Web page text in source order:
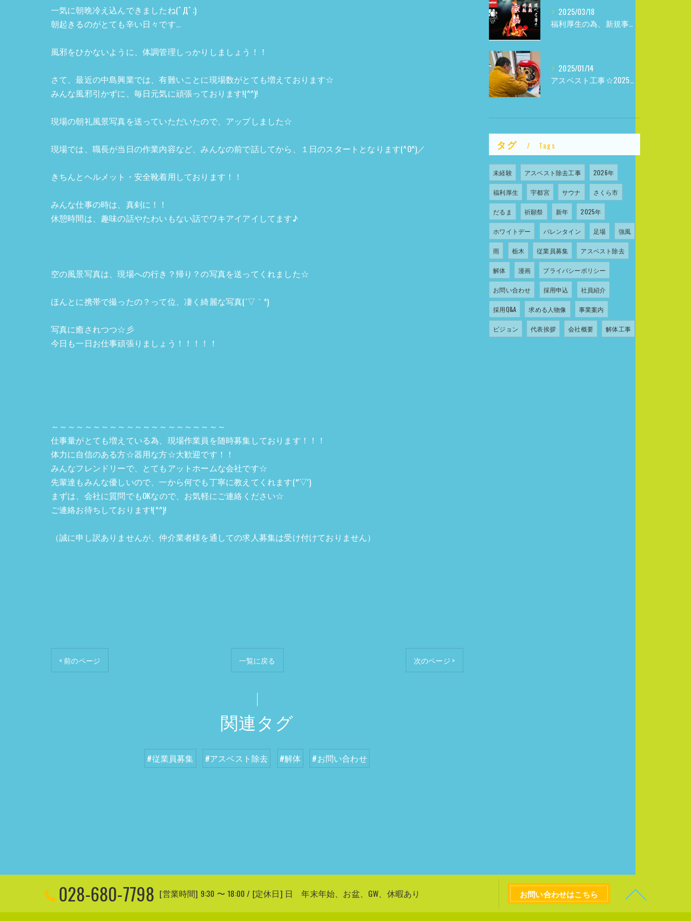
一気に朝晩冷え込んできましたね(ﾟДﾟ;)
朝起きるのがとても辛い日々です...
風邪をひかないように、体調管理しっかりしましょう！！
さて、最近の中島興業では、有難いことに現場数がとても増えております☆
みんな風邪引かずに、毎日元気に頑張っております!(^^)!
現場の朝礼風景写真を送っていただいたので、アップしました☆
現場では、職長が当日の作業内容など、みんなの前で話してから、１日のスタートとなります(^O^)／
きちんとヘルメット・安全靴着用しております！！
みんな仕事の時は、真剣に！！
休憩時間は、趣味の話やたわいもない話でワキアイアイしてます♪
空の風景写真は、現場への行き？帰り？の写真を送ってくれました☆
ほんとに携帯で撮ったの？って位、凄く綺麗な写真(´▽｀*)
写真に癒されつつ☆彡
今日も一日お仕事頑張りましょう！！！！！
～～～～～～～～～～～～～～～～～～～～～
仕事量がとても増えている為、現場作業員を随時募集しております！！！
体力に自信のある方☆器用な方☆大歓迎です！！
みんなフレンドリーで、とてもアットホームな会社です☆
先輩達もみんな優しいので、一から何でも丁寧に教えてくれます(*'▽')
まずは、会社に質問でもOKなので、お気軽にご連絡ください☆
ご連絡お待ちしております!(^^)!
（誠に申し訳ありませんが、仲介業者様を通しての求人募集は受け付けておりません）
< 前のページ 一覧に戻る 次のページ >
関連タグ
#従業員募集 #アスベスト除去 #解体 #お問い合わせ
2025/03/18
福利厚生の為、新規事業参入しました
2025/01/14
アスベスト工事☆2025年☆
タグ Tags
未経験 アスベスト除去工事 2026年
福利厚生 宇都宮 サウナ さくら市
だるま 祈願祭 新年 2025年
ホワイトデー バレンタイン 足場 強風
雨 栃木 従業員募集 アスベスト除去
解体 漫画 プライバシーポリシー
お問い合わせ 採用申込 社員紹介
採用Q&A 求める人物像 事業案内
ビジョン 代表挨拶 会社概要 解体工事
028-680-7798 [営業時間] 9:30 〜 18:00 / [定休日] 日 年末年始、お盆、GW、休暇あり お問い合わせはこちら